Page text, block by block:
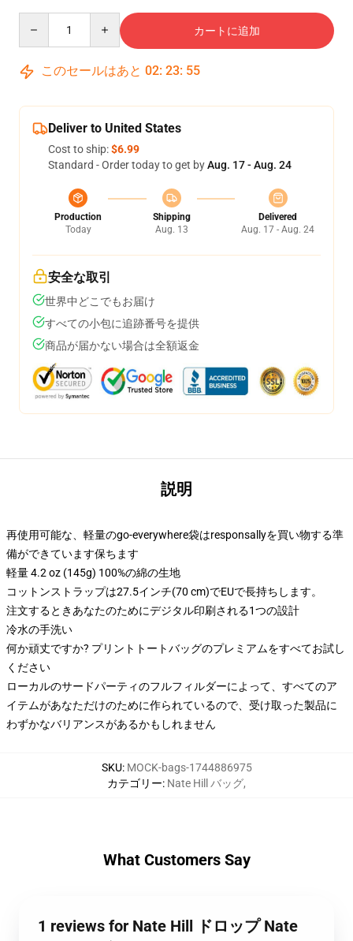
カートに追加
このセールはあと 02: 23: 54
Deliver to United States
Cost to ship:$6.99
Standard - Order today to get byAug. 17 - Aug. 24
Production
Today
Shipping
Aug. 13
Delivered
Aug. 17 - Aug. 24
安全な取引
世界中どこでもお届け
すべての小包に追跡番号を提供
商品が届かない場合は全額返金
説明
再使用可能な、軽量のgo-everywhere袋はresponsallyを買い物する準
備ができています保ちます
軽量 4.2 oz (145g) 100%の綿の生地
コットンストラップは27.5インチ(70 cm)でEUで長持ちします。
注文するときあなたのためにデジタル印刷される1つの設計
冷水の手洗い
何か頑丈ですか? プリントトートバッグのプレミアムをすべてお試し
ください
ローカルのサードパーティのフルフィルダーによって、すべてのア
イテムがあなただけのために作られているので、受け取った製品に
わずかなバリアンスがあるかもしれません
SKU: MOCK-bags-1744886975
カテゴリー: Nate Hill バッグ,
What Customers Say
1 reviews for Nate Hill ドロップ Nate